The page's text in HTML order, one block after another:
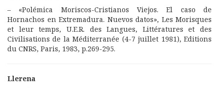
– «Polémica Moriscos-Cristianos Viejos. El caso de
Hornachos en Extremadura. Nuevos datos», Les Morisques
et leur temps, U.E.R. des Langues, Littératures et des
Civilisations de la Méditerranée (4-7 juillet 1981), Editions
du CNRS, Paris, 1983, p.269-295.
Llerena